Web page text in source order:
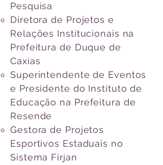
Pesquisa
Diretora de Projetos e
Relações Institucionais na
Prefeitura de Duque de
Caxias
Superintendente de Eventos
e Presidente do Instituto de
Educação na Prefeitura de
Resende
Gestora de Projetos
Esportivos Estaduais no
Sistema Firjan